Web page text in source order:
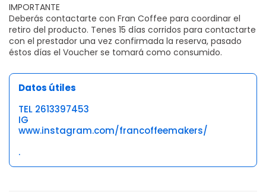
IMPORTANTE
Deberás contactarte con Fran Coffee para coordinar el
retiro del producto. Tenes 15 días corridos para contactarte
con el prestador una vez confirmada la reserva, pasado
éstos días el Voucher se tomará como consumido.
Datos útiles
TEL 2613397453
IG
www.instagram.com/francoffeemakers/
.